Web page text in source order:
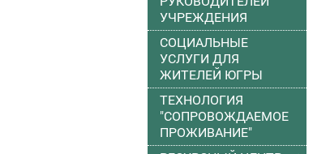
УЧРЕЖДЕНИЯ
СОЦИАЛЬНЫЕ
УСЛУГИ ДЛЯ
ЖИТЕЛЕЙ ЮГРЫ
ТЕХНОЛОГИЯ
"СОПРОВОЖДАЕМОЕ
ПРОЖИВАНИЕ"